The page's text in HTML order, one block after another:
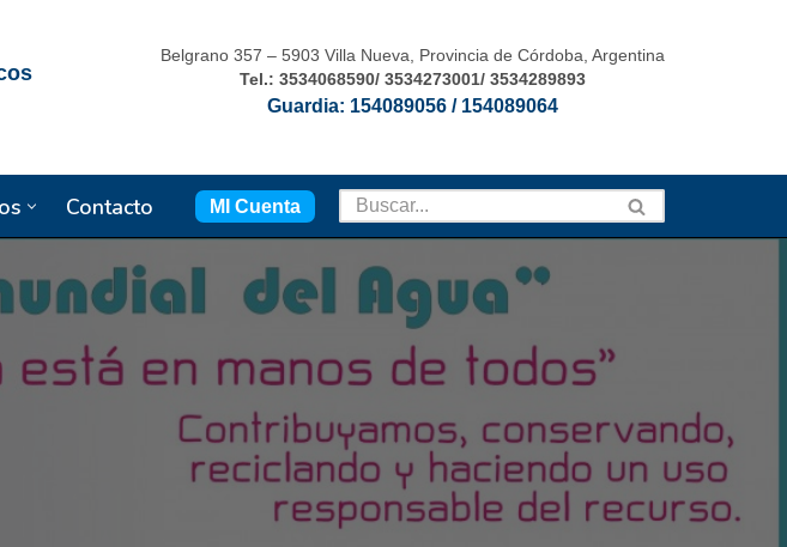
Belgrano 357 – 5903 Villa Nueva, Provincia de Córdoba, Argentina
Tel.: 3534068590/ 3534273001/ 3534289893
Guardia: 154089056 / 154089064
Contacto MI Cuenta